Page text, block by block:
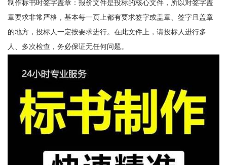
制作标书时签字盖章：报价文件是投标的核心文件，所以对签字盖
章要求非常严格，基本每一页上都有要求签字或盖章、签字且盖章
的地方，投标人一定按要求进行。在此文件上，请投标人进行多
人、多次检查，务必保证无任何问题。